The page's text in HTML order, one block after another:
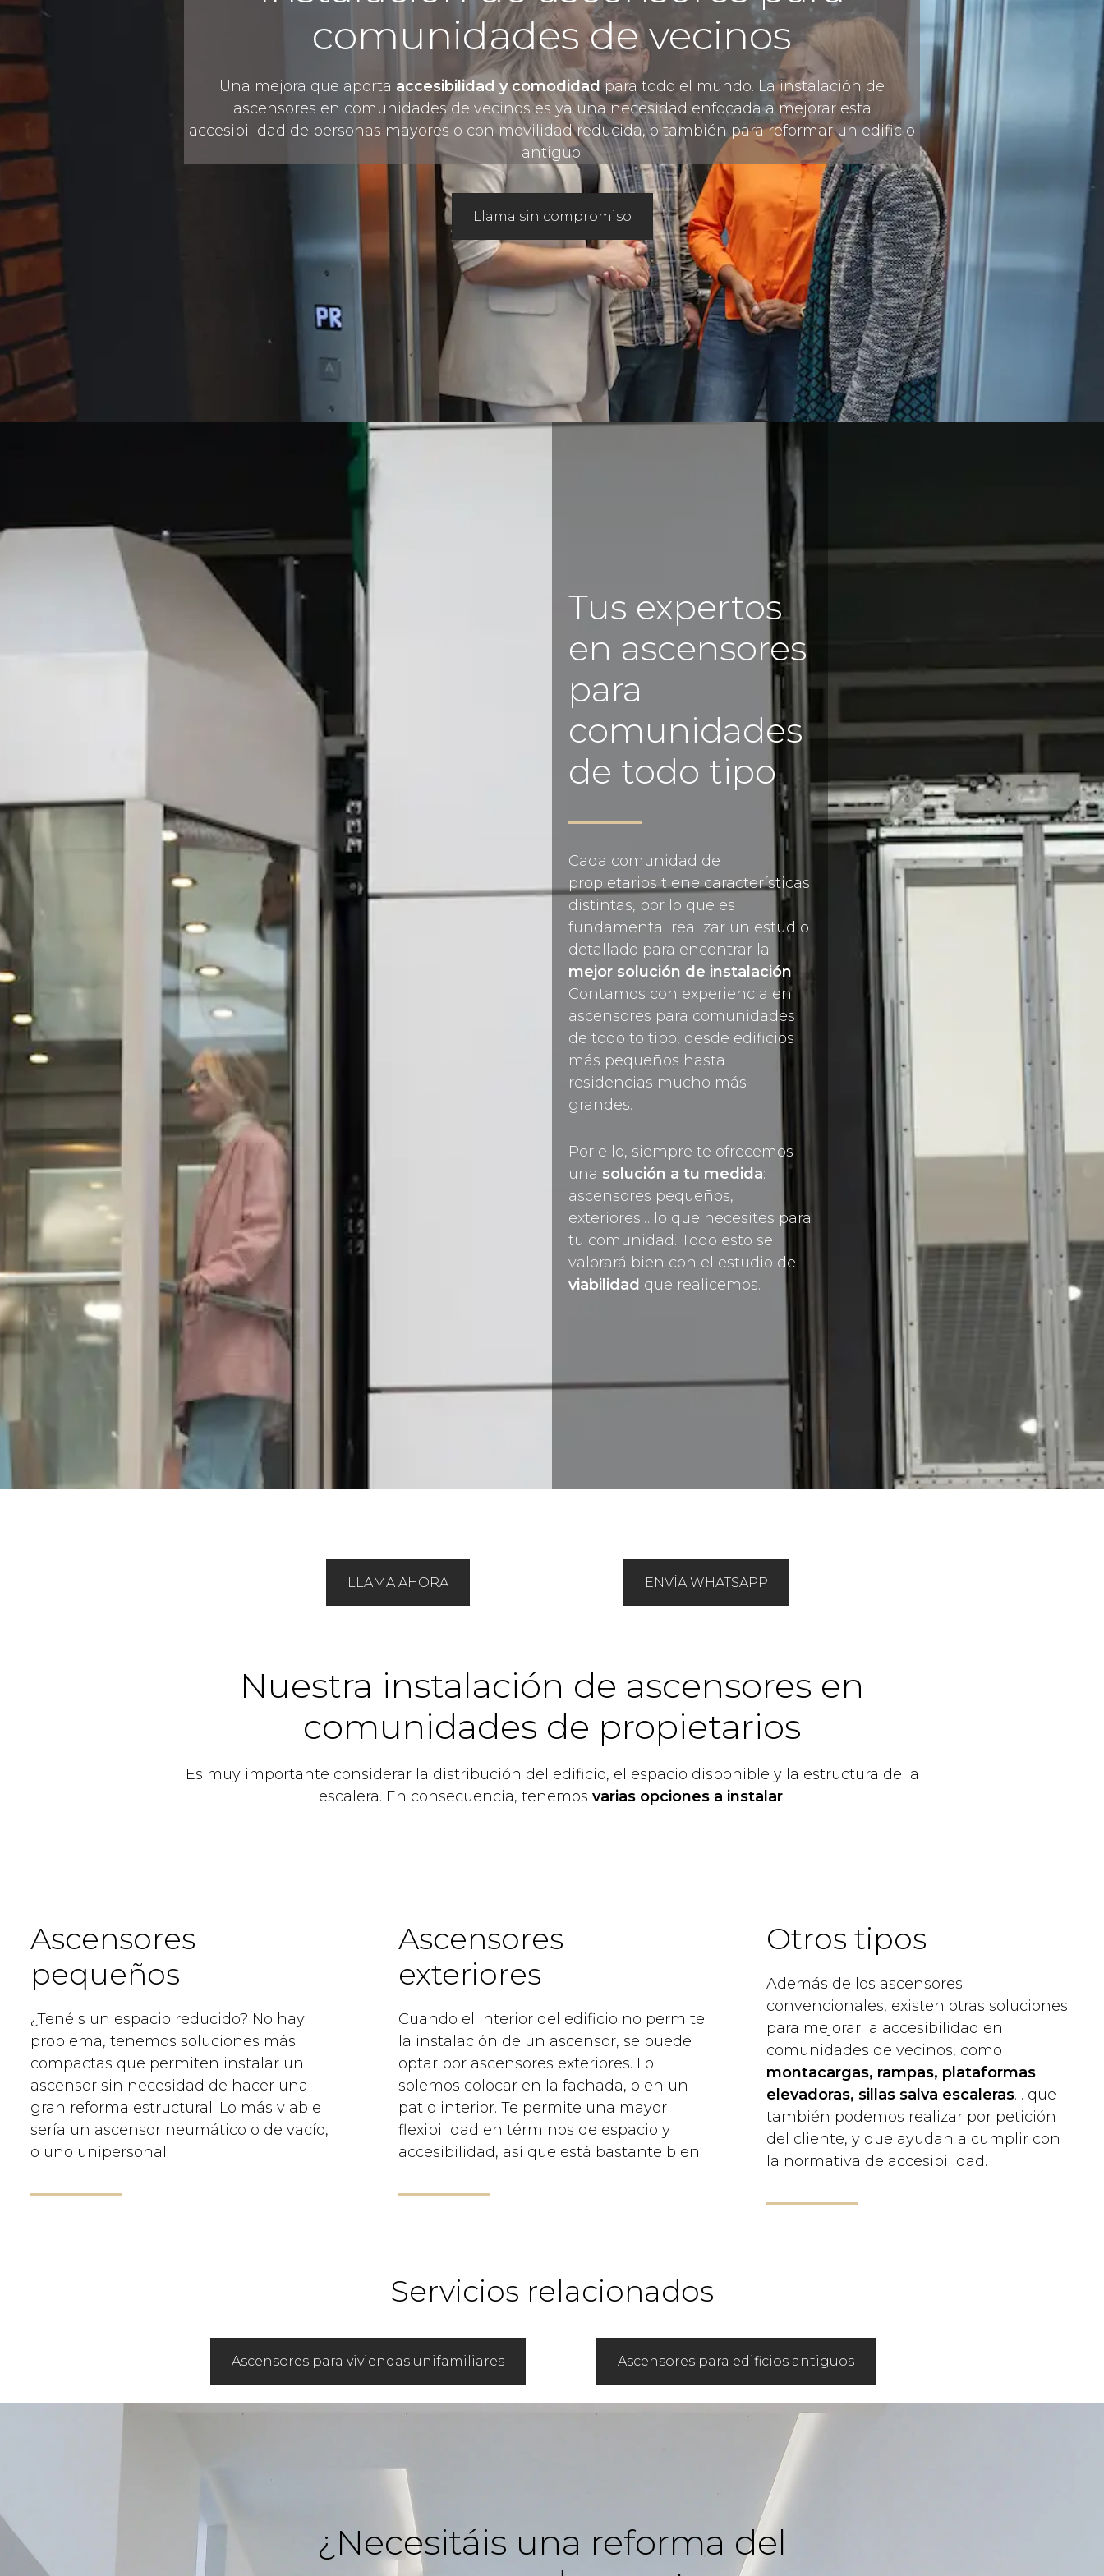
comunidades de vecinos
Una mejora que aporta accesibilidad y comodidadpara todo el mundo. La instalación de
ascensores en comunidades de vecinos es ya una necesidad enfocada a mejorar esta
accesibilidad de personas mayores o con movilidad reducida, o también para reformar un edificio
antiguo.
Llama sin compromiso
Tus expertos
en ascensores
para
comunidades
de todo tipo
Cada comunidad de
propietarios tiene características
distintas, por lo que es
fundamental realizar un estudio
detallado para encontrar la
mejor solución de instalación.
Contamos con experiencia en
ascensores para comunidades
de todo to tipo, desde edificios
más pequeños hasta
residencias mucho más
grandes.
Por ello, siempre te ofrecemos
una solución a tu medida:
ascensores pequeños,
exteriores… lo que necesites para
tu comunidad. Todo esto se
valorará bien con el estudio de
viabilidad que realicemos.
LLAMA AHORA ENVÍA WHATSAPP
Nuestra instalación de ascensores en
comunidades de propietarios
Es muy importante considerar la distribución del edificio, el espacio disponible y la estructura de la
escalera. En consecuencia, tenemos varias opciones a instalar.
Ascensores
pequeños
¿Tenéis un espacio reducido? No hay
problema, tenemos soluciones más
compactas que permiten instalar un
ascensor sin necesidad de hacer una
gran reforma estructural. Lo más viable
sería un ascensor neumático o de vacío,
o uno unipersonal.
Ascensores
exteriores
Cuando el interior del edificio no permite
la instalación de un ascensor, se puede
optar por ascensores exteriores. Lo
solemos colocar en la fachada, o en un
patio interior. Te permite una mayor
flexibilidad en términos de espacio y
accesibilidad, así que está bastante bien.
Otros tipos
Además de los ascensores
convencionales, existen otras soluciones
para mejorar la accesibilidad en
comunidades de vecinos, como
montacargas, rampas, plataformas
elevadoras, sillas salva escaleras… que
también podemos realizar por petición
del cliente, y que ayudan a cumplir con
la normativa de accesibilidad.
Servicios relacionados
Ascensores para viviendas unifamiliares Ascensores para edificios antiguos
¿Necesitáis una reforma del